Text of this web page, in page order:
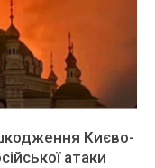
Києво-
атаки